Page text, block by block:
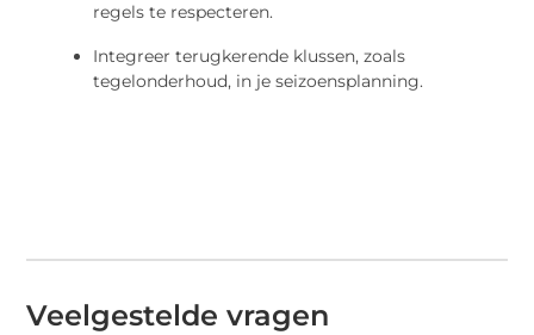
regels te respecteren.
Integreer terugkerende klussen, zoals
tegelonderhoud, in je seizoensplanning.
Veelgestelde vragen